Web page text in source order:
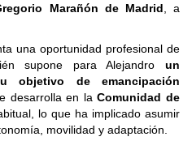
Marañón de Madrid , a
una oportunidad profesional de
supone para Alejandro un
objetivo de emancipación
desarrolla en laComunidad de
lo que ha implicado asumir
movilidad y adaptación.